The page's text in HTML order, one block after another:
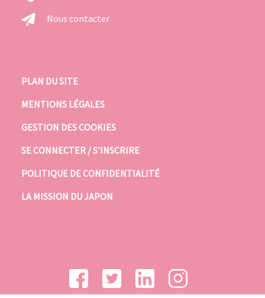
Nous contacter
PLAN DU SITE
MENTIONS LÉGALES
GESTION DES COOKIES
SE CONNECTER / S’INSCRIRE
POLITIQUE DE CONFIDENTIALITÉ
LA MISSION DU JAPON